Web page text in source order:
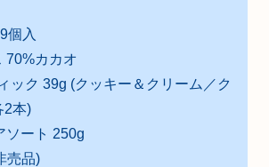
個入
70%カカオ
ック 39g (クッキー＆クリーム／ク
2本)
ソート 250g
売品)